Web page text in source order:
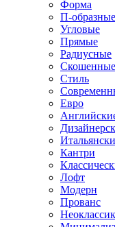
Форма
П-образные
Угловые
Прямые
Радиусные
Стиль
Евро
Кантри
Лофт
Модерн
Прованс